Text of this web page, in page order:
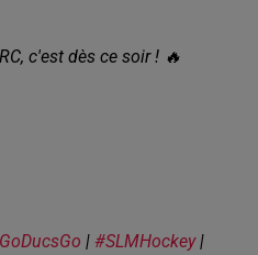
c'est dès ce soir ! 🔥
| #SLMHockey|